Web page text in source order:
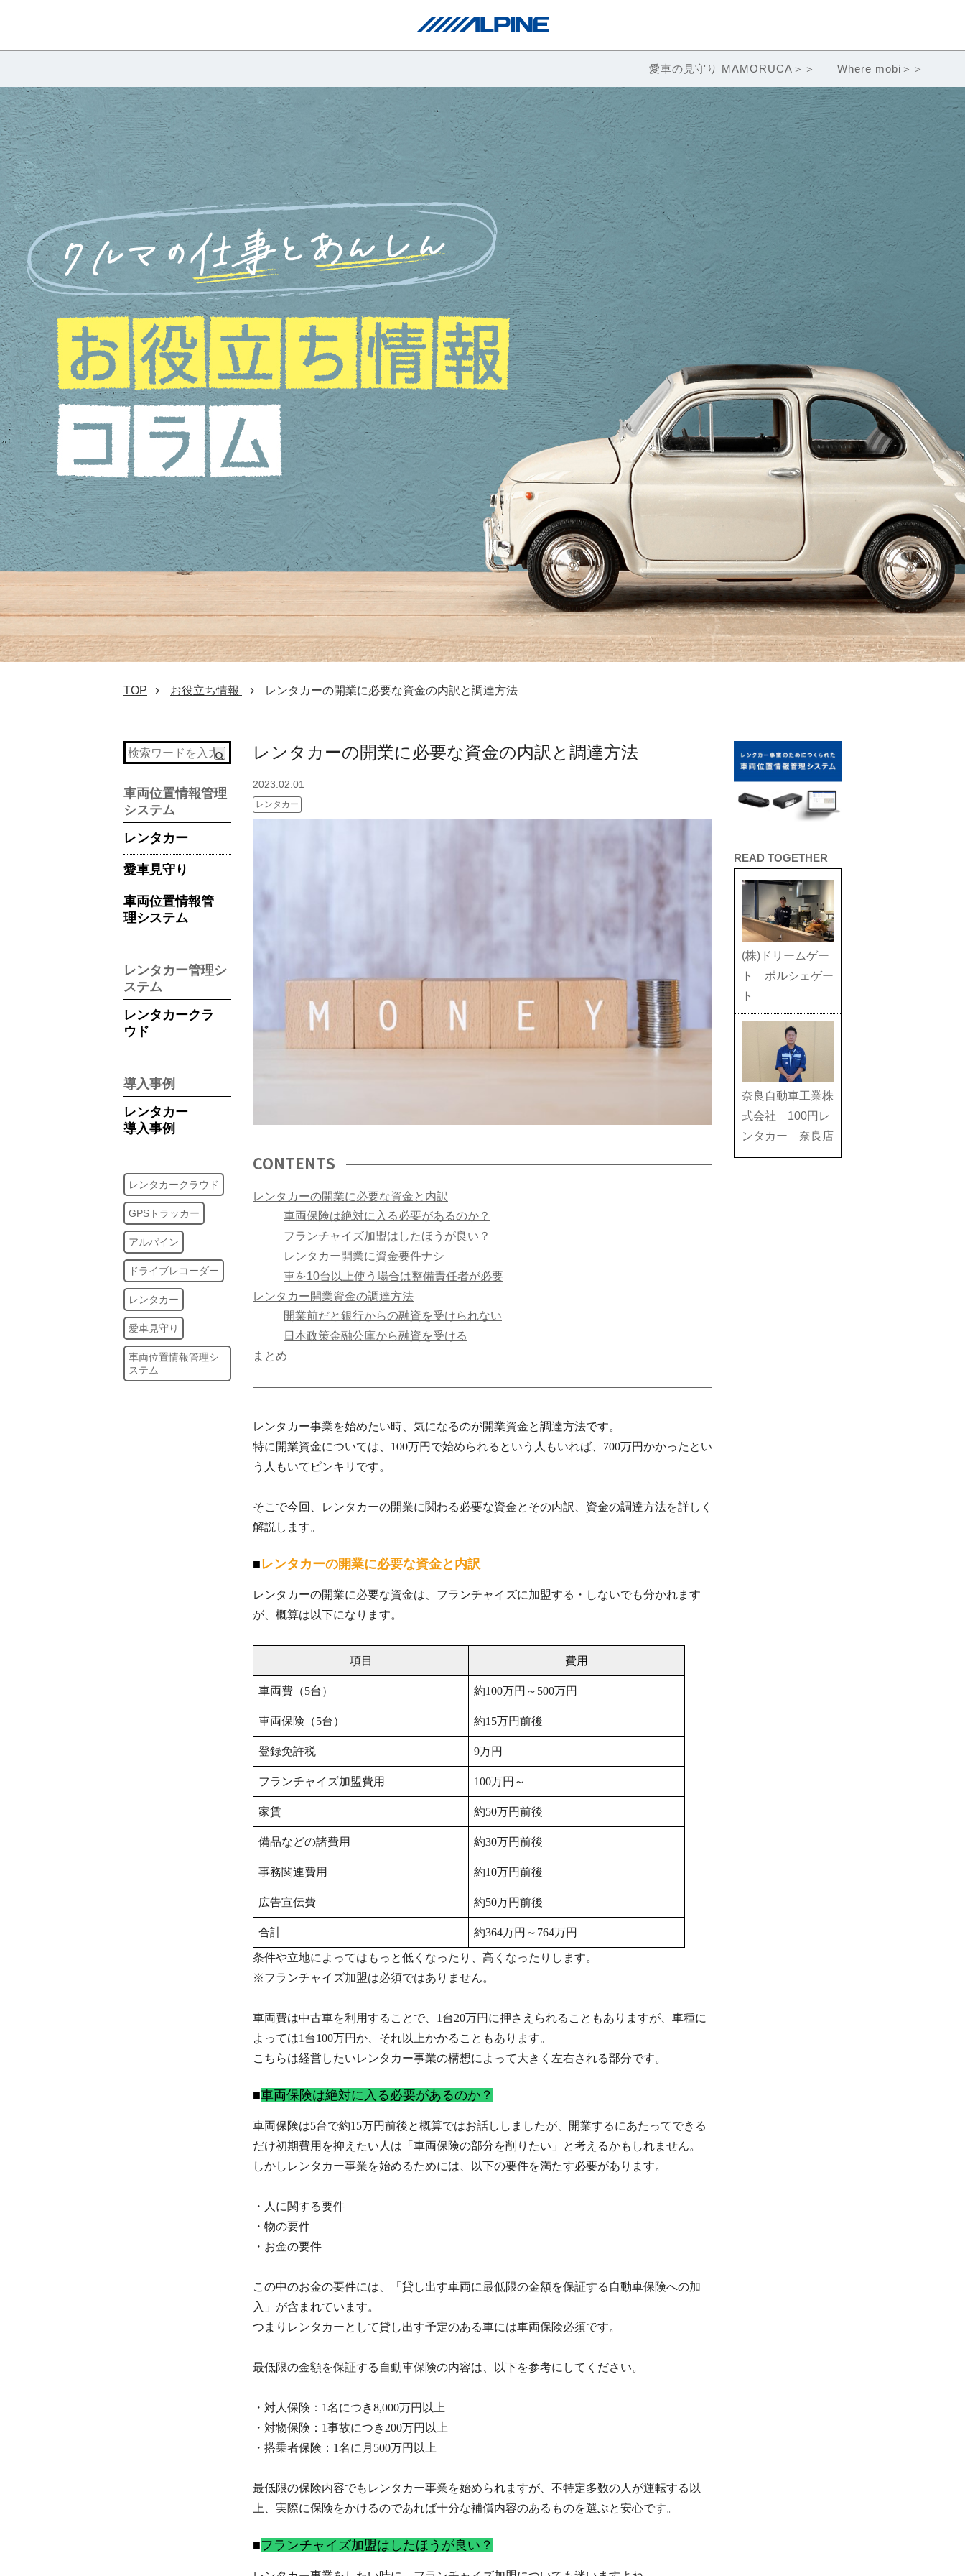
愛車の見守り MAMORUCA＞＞ Where mobi＞＞
TOP お役立ち情報 レンタカーの開業に必要な資金の内訳と調達方法
車両位置情報管理
システム
レンタカー
愛車見守り
車両位置情報管
理システム
レンタカー管理シ
ステム
レンタカークラ
ウド
導入事例
レンタカー
導入事例
レンタカークラウド
GPSトラッカー
アルパイン
ドライブレコーダー
レンタカー
愛車見守り
車両位置情報管理シ
ステム
レンタカーの開業に必要な資金の内訳と調達方法
2023.02.01
レンタカー
CONTENTS
レンタカーの開業に必要な資金と内訳
車両保険は絶対に入る必要があるのか？
フランチャイズ加盟はしたほうが良い？
レンタカー開業に資金要件ナシ
車を10台以上使う場合は整備責任者が必要
レンタカー開業資金の調達方法
開業前だと銀行からの融資を受けられない
日本政策金融公庫から融資を受ける
まとめ
レンタカー事業を始めたい時、気になるのが開業資金と調達方法です。
特に開業資金については、100万円で始められるという人もいれば、700万円かかったとい
う人もいてピンキリです。
そこで今回、レンタカーの開業に関わる必要な資金とその内訳、資金の調達方法を詳しく
解説します。
レンタカーの開業に必要な資金と内訳
レンタカーの開業に必要な資金は、フランチャイズに加盟する・しないでも分かれます
が、概算は以下になります。
項目 費用
車両費（5台） 約100万円～500万円
車両保険（5台） 約15万円前後
登録免許税 9万円
フランチャイズ加盟費用 100万円～
家賃 約50万円前後
備品などの諸費用 約30万円前後
事務関連費用 約10万円前後
広告宣伝費 約50万円前後
合計 約364万円～764万円
条件や立地によってはもっと低くなったり、高くなったりします。
※フランチャイズ加盟は必須ではありません。
車両費は中古車を利用することで、1台20万円に押さえられることもありますが、車種に
よっては1台100万円か、それ以上かかることもあります。
こちらは経営したいレンタカー事業の構想によって大きく左右される部分です。
車両保険は絶対に入る必要があるのか？
車両保険は5台で約15万円前後と概算ではお話ししましたが、開業するにあたってできる
だけ初期費用を抑えたい人は「車両保険の部分を削りたい」と考えるかもしれません。
しかしレンタカー事業を始めるためには、以下の要件を満たす必要があります。
・人に関する要件
・物の要件
・お金の要件
この中のお金の要件には、「貸し出す車両に最低限の金額を保証する自動車保険への加
入」が含まれています。
つまりレンタカーとして貸し出す予定のある車には車両保険必須です。
最低限の金額を保証する自動車保険の内容は、以下を参考にしてください。
・対人保険：1名につき8,000万円以上
・対物保険：1事故につき200万円以上
・搭乗者保険：1名に月500万円以上
最低限の保険内容でもレンタカー事業を始められますが、不特定多数の人が運転する以
上、実際に保険をかけるのであれば十分な補償内容のあるものを選ぶと安心です。
フランチャイズ加盟はしたほうが良い？
READ TOGETHER
(株)ドリームゲー
ト ポルシェゲー
ト
奈良自動車工業株
式会社 100円レ
ンタカー 奈良店